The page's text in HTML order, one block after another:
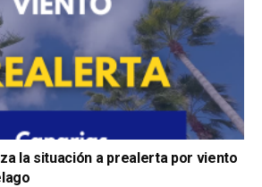
la situación a prealerta por viento